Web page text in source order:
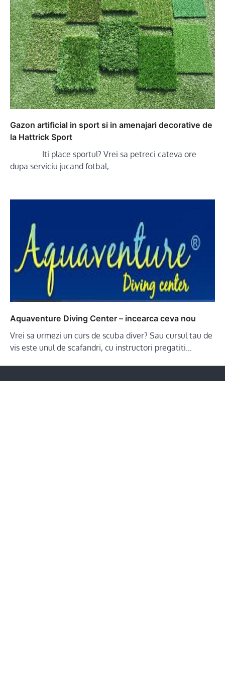
Gazon artificial in sport si in amenajari decorative de
la Hattrick Sport
Iti place sportul? Vrei sa petreci cateva ore
dupa serviciu jucand fotbal,…
Aquaventure Diving Center – incearca ceva nou
Vrei sa urmezi un curs de scuba diver? Sau cursul tau de
vis este unul de scafandri, cu instructori pregatiti…